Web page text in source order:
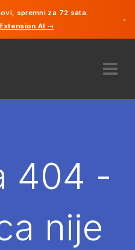
spremni za 72 sata.
AI →
×
404 -
nije